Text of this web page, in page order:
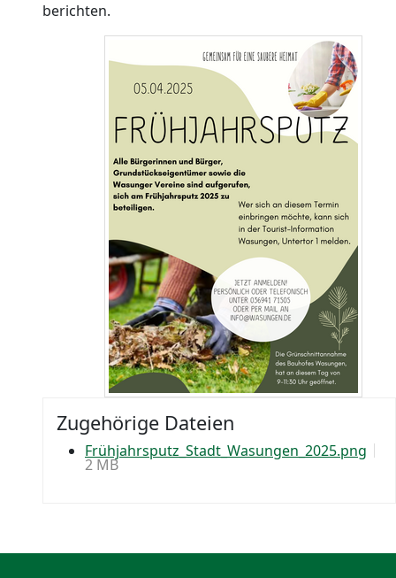
berichten.
Zugehörige Dateien
Frühjahrsputz_Stadt_Wasungen_2025.png
2 MB